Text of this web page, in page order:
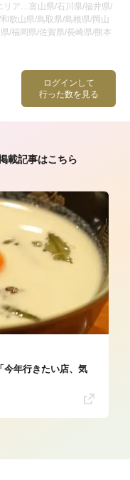
ログインして
行った数を見る
リア…富山県/石川県/福井県/
歌山県/鳥取県/島根県/岡山
/福岡県/佐賀県/長崎県/熊本
載記事はこちら
今年行きたい店、気